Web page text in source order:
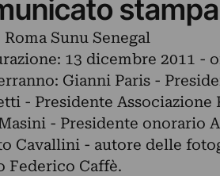
stampa
Sunu Senegal
13 dicembre 2011 -
Gianni Paris -
- Presidente Associazione
- Presidente onorario
Cavallini - autore delle
Federico Caffè.